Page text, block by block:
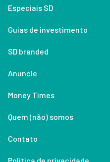
Especiais SD
Guias de investimento
SD branded
Anuncie
Money Times
Quem (não) somos
Contato